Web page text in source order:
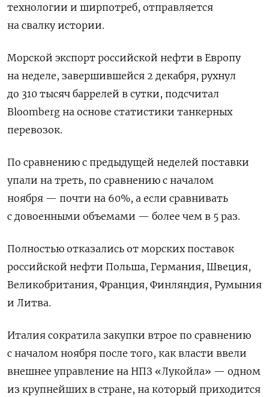
технологии и ширпотреб, отправляется
на свалку истории.
Морской экспорт российской нефти в Европу
на неделе, завершившейся 2 декабря, рухнул
до 310 тысяч баррелей в сутки, подсчитал
Bloomberg на основе статистики танкерных
перевозок.
По сравнению с предыдущей неделей поставки
упали на треть, по сравнению с началом
ноября — почти на 60%, а если сравнивать
с довоенными объемами — более чем в 5 раз.
Полностью отказались от морских поставок
российской нефти Польша, Германия, Швеция,
Великобритания, Франция, Финляндия, Румыния
и Литва.
Италия сократила закупки втрое по сравнению
с началом ноября после того, как власти ввели
внешнее управление на НПЗ «Лукойла» — одном
из крупнейших в стране, на который приходится